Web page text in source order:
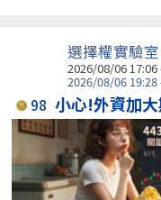
選擇權實驗室
2026/08/06 17:06
2026/08/06 19:28
98 小心!外資加